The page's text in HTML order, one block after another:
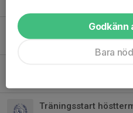
Instruktioner för
24 nov 2024 0
Träningsstart
Godkänn
Bara